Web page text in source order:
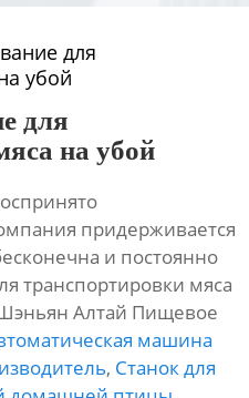
для
убой
для
на убой
придерживается
и постоянно
транспортировки мяса
Алтай Пищевое
машина
, Станок для